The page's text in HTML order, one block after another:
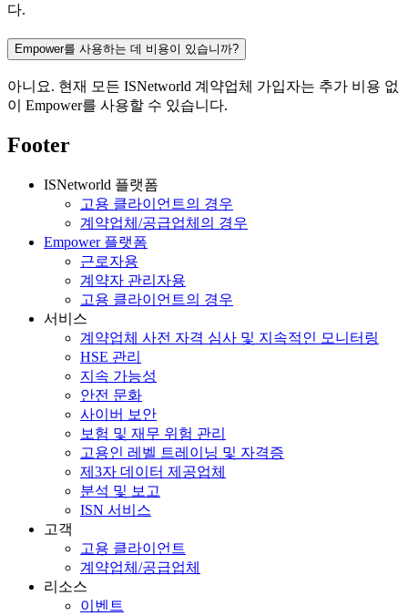
다.
Empower를 사용하는 데 비용이 있습니까?
아니요. 현재 모든 ISNetworld 계약업체 가입자는 추가 비용 없
이 Empower를 사용할 수 있습니다.
Footer
ISNetworld 플랫폼
고용 클라이언트의 경우
계약업체/공급업체의 경우
Empower 플랫폼
근로자용
계약자 관리자용
고용 클라이언트의 경우
서비스
계약업체 사전 자격 심사 및 지속적인 모니터링
HSE 관리
지속 가능성
안전 문화
사이버 보안
보험 및 재무 위험 관리
고용인 레벨 트레이닝 및 자격증
제3자 데이터 제공업체
분석 및 보고
ISN 서비스
고객
고용 클라이언트
계약업체/공급업체
리소스
이벤트